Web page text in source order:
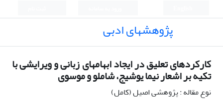
پژوهشهای ادبی
کارکردهای تعلیق در ایجاد ابهامهای زبانی و ویرایشی با
تکیه بر اشعار نیما یوشیج، شاملو و موسوی
نوع مقاله : پژوهشی اصیل (کامل)